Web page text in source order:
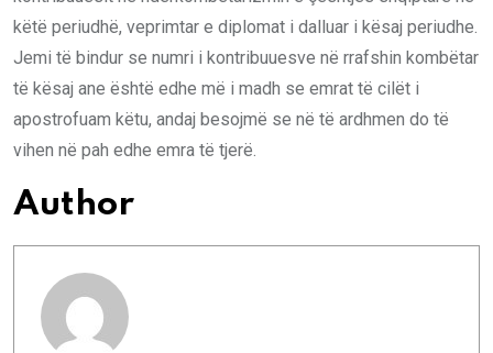
këtë periudhë, veprimtar e diplomat i dalluar i kësaj periudhe.
Jemi të bindur se numri i kontribuuesve në rrafshin kombëtar
të kësaj ane është edhe më i madh se emrat të cilët i
apostrofuam këtu, andaj besojmë se në të ardhmen do të
vihen në pah edhe emra të tjerë.
Author